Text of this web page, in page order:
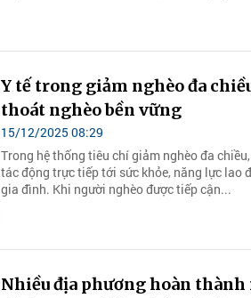
Y tế trong giảm nghèo đa
thoát nghèo bền vững
15/12/2025 08:29
Trong hệ thống tiêu chí giảm nghèo đa
tác động trực tiếp tới sức khỏe, năng lực lao
gia đình. Khi người nghèo được tiếp cận...
Nhiều địa phương hoàn